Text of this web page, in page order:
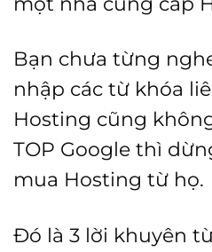
Bạn chưa từng
nhập các từ khóa
Hosting cũng
TOP Google thì
mua Hosting từ họ.
Đó là 3 lời khuyên